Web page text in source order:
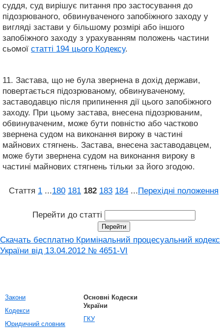
суддя, суд вирішує питання про застосування до
підозрюваного, обвинуваченого запобіжного заходу у
вигляді застави у більшому розмірі або іншого
запобіжного заходу з урахуванням положень частини
сьомої статті 194 цього Кодексу.
11. Застава, що не була звернена в дохід держави,
повертається підозрюваному, обвинуваченому,
заставодавцю після припинення дії цього запобіжного
заходу. При цьому застава, внесена підозрюваним,
обвинуваченим, може бути повністю або частково
звернена судом на виконання вироку в частині
майнових стягнень. Застава, внесена заставодавцем,
може бути звернена судом на виконання вироку в
частині майнових стягнень тільки за його згодою.
Стаття 1 ...180 181 182 183 184 ...Перехідні положення
Перейти до статті
Скачать бесплатно Кримінальний процесуальний кодекс
України від 13.04.2012 № 4651-VI
Закони
Кодекси
Юридичний словник
Основні Кодески
України
ГКУ